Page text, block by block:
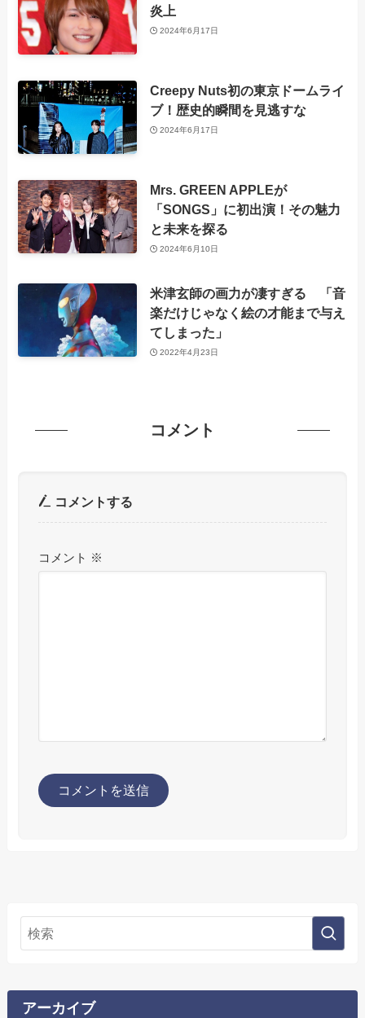
炎上
2024年6月17日
Creepy Nuts初の東京ドームライ
ブ！歴史的瞬間を見逃すな
2024年6月17日
Mrs. GREEN APPLEが
「SONGS」に初出演！その魅力
と未来を探る
2024年6月10日
米津玄師の画力が凄すぎる 「音
楽だけじゃなく絵の才能まで与え
てしまった」
2022年4月23日
コメント
コメントする
コメント ※
アーカイブ